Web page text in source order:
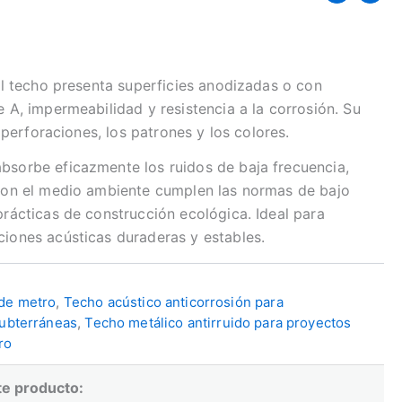
presenta superficies anodizadas o con
impermeabilidad y resistencia a la corrosión. Su
los patrones y los colores.
eficazmente los ruidos de baja frecuencia,
el medio ambiente cumplen las normas de bajo
de construcción ecológica. Ideal para
acústicas duraderas y estables.
metro, Techo acústico anticorrosión para
,Techo metálico antirruido para proyectos
producto: